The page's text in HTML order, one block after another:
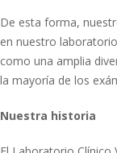
De esta forma,
en nuestro
como una amplia
la mayoría de los
Nuestra historia